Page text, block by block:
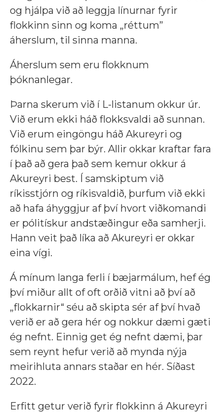
og hjálpa við að leggja línurnar fyrir
flokkinn sinn og koma „réttum”
áherslum, til sinna manna.
Áherslum sem eru flokknum
þóknanlegar.
Þarna skerum við í L-listanum okkur úr.
Við erum ekki háð flokksvaldi að sunnan.
Við erum eingöngu háð Akureyri og
fólkinu sem þar býr. Allir okkar kraftar fara
í það að gera það sem kemur okkur á
Akureyri best. Í samskiptum við
ríkisstjórn og ríkisvaldið, þurfum við ekki
að hafa áhyggjur af því hvort viðkomandi
er pólitískur andstæðingur eða samherji.
Hann veit það líka að Akureyri er okkar
eina vígi.
Á mínum langa ferli í bæjarmálum, hef ég
því miður allt of oft orðið vitni að því að
„flokkarnir“ séu að skipta sér af því hvað
verið er að gera hér og nokkur dæmi gæti
ég nefnt. Einnig get ég nefnt dæmi, þar
sem reynt hefur verið að mynda nýja
meirihluta annars staðar en hér. Síðast
2022.
Erfitt getur verið fyrir flokkinn á Akureyri